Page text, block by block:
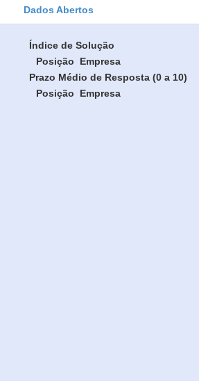
Dados Abertos
Índice de Solução
Posição
Empresa
Prazo Médio de Resposta (0 a 10)
Posição
Empresa